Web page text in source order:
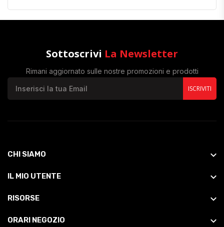
Sottoscrivi La Newsletter
Rimani aggiornato sulle nostre promozioni e prodotti
ISCRIVITI
CHI SIAMO
IL MIO UTENTE
RISORSE
ORARI NEGOZIO